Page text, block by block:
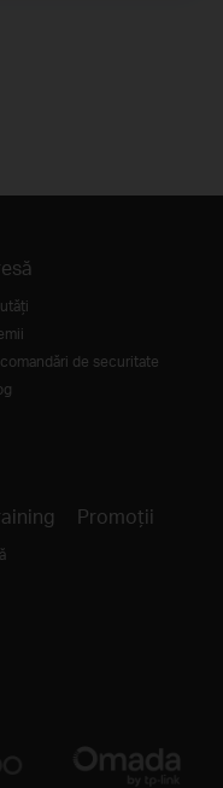
de securitate
Promoții